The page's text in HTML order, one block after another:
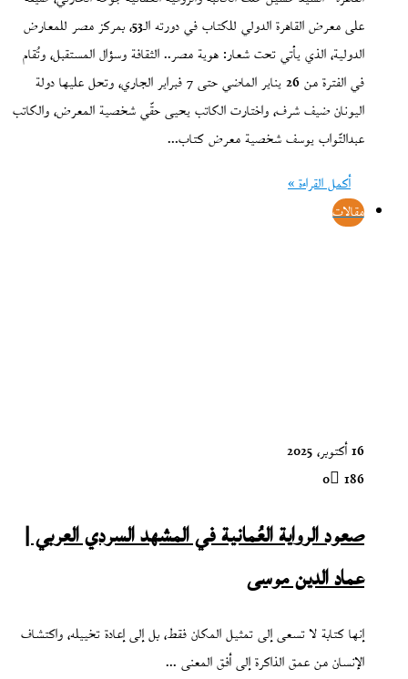
على معرض القاهرة الدولي للكتاب في دورته الـ53، بمركز مصر للمعارض
الدولية، الذي يأتي تحت شعار: هوية مصر.. الثقافة وسؤال المستقبل، وتُقام
في الفترة من 26 يناير الماضي حتى 7 فبراير الجاري، وتحل عليها دولة
اليونان ضيف شرف، واختارت الكاتب يحيى حقّي شخصية المعرض، والكاتب
عبدالتّواب يوسف شخصية معرض كتاب…
أكمل القراءة »
مقالات
16 أكتوبر، 2025
0 186
صعود الرواية العُمانية في المشهد السردي العربي |
عماد الدين موسى
إنها كتابة لا تسعى إلى تمثيل المكان فقط، بل إلى إعادة تخييله، واكتشاف
الإنسان من عمق الذاكرة إلى أفق المعنى ...